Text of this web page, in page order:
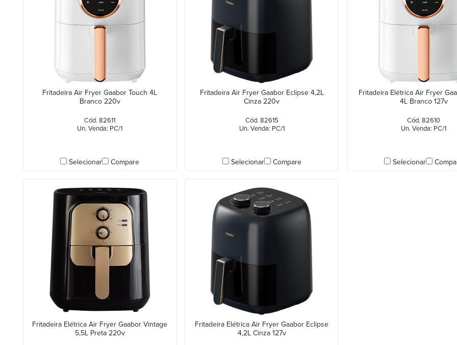
Fritadeira Air Fryer Gaabor Touch 4L
Branco 220v
Cód. 82611
Un. Venda: PC/1
Selecionar Compare
Fritadeira Air Fryer Gaabor Eclipse 4,2L
Cinza 220v
Cód. 82615
Un. Venda: PC/1
Selecionar Compare
Fritadeira Elétrica Air Fryer
4L Branco 127v
Cód. 82610
Un. Venda: PC/1
Selecionar
Fritadeira Elétrica Air Fryer Gaabor Vintage
5,5L Preta 220v
Fritadeira Elétrica Air Fryer Gaabor Eclipse
4,2L Cinza 127v